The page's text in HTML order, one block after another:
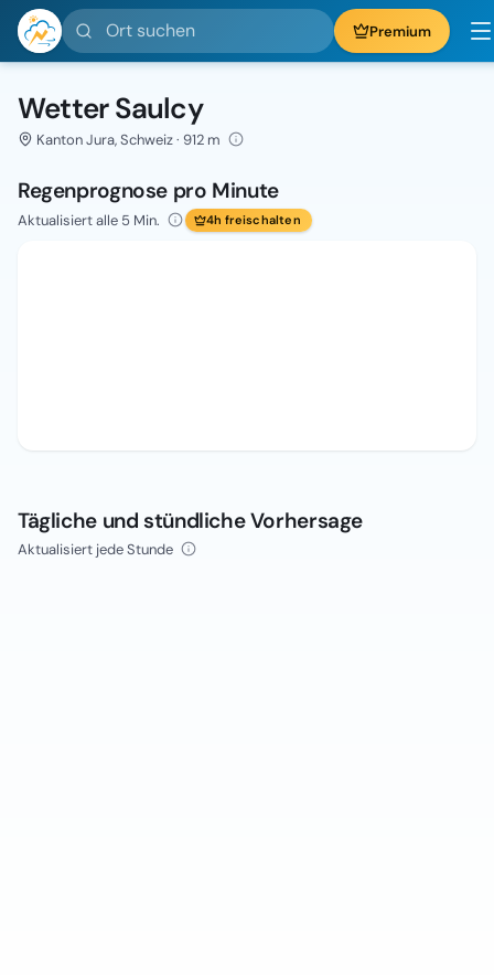
Ort suchen Premium
Wetter Saulcy
Kanton Jura, Schweiz · 912 m
Regenprognose pro Minute
Aktualisiert alle 5 Min. 4h freischalten
Tägliche und stündliche Vorhersage
Aktualisiert jede Stunde